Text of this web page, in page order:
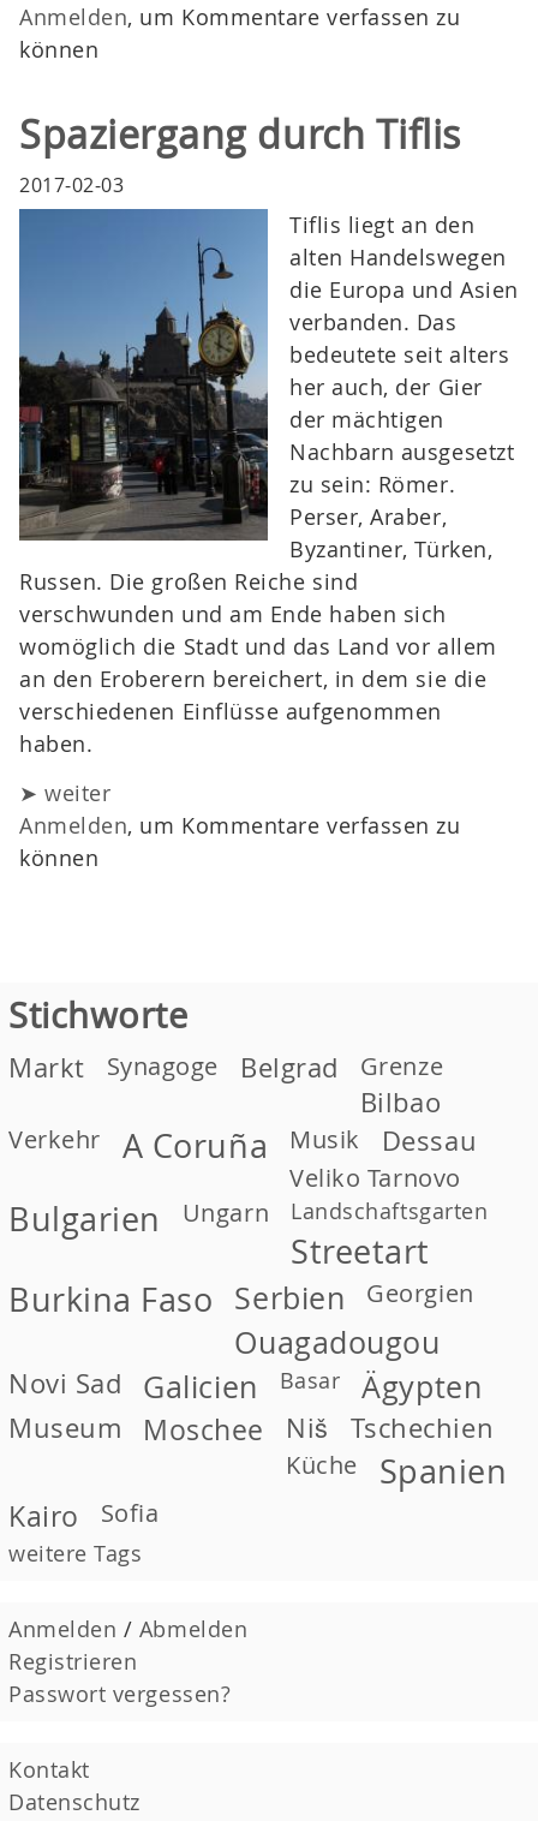
Anmelden, um Kommentare verfassen zu
können
Spaziergang durch Tiflis
2017-02-03
Tiflis liegt an den
alten Handelswegen
die Europa und Asien
verbanden. Das
bedeutete seit alters
her auch, der Gier
der mächtigen
Nachbarn ausgesetzt
zu sein: Römer.
Perser, Araber,
Byzantiner, Türken,
Russen. Die großen Reiche sind
verschwunden und am Ende haben sich
womöglich die Stadt und das Land vor allem
an den Eroberern bereichert, in dem sie die
verschiedenen Einflüsse aufgenommen
haben.
➤ weiter
Anmelden, um Kommentare verfassen zu
können
Stichworte
Markt Synagoge Belgrad Grenze
Bilbao
Verkehr A Coruña Musik Dessau
Veliko Tarnovo
Bulgarien Ungarn Landschaftsgarten
Streetart
Burkina Faso
Serbien Georgien
Ouagadougou
Novi Sad Galicien Basar Ägypten
Museum Moschee Niš Tschechien
Küche Spanien
Kairo Sofia
weitere Tags
Anmelden / Abmelden
Registrieren
Passwort vergessen?
Kontakt
Datenschutz